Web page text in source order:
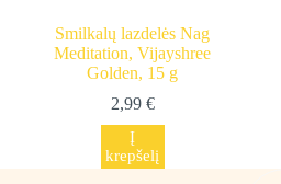
Smilkalų lazdelės Nag
Meditation, Vijayshree
Golden, 15 g
2,99 €
Į
krepšelį